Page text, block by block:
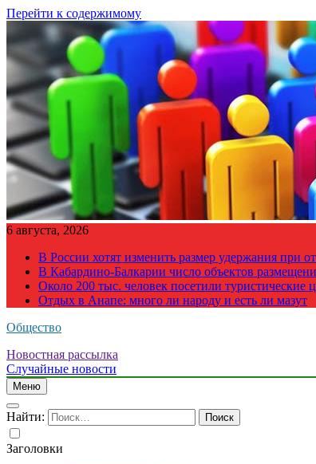
Перейти к содержимому
6 августа, 2026
В России хотят изменить размер удержания при
В Кабардино-Балкарии число объектов
Около 200 тыс. человек посетили туристические
Отдых в Анапе: много ли народу и есть ли мазут
Общество
Новостная рассылка
Случайные новости
Меню
Найти:
Заголовки